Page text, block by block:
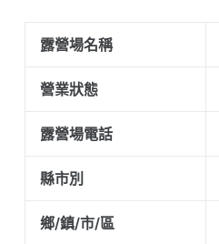
露營場名稱
營業狀態
露營場電話
縣市別
鄉/鎮/市/區